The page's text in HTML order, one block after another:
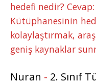
hedefi nedir?
Kütüphanesinin
kolaylaştırmak,
geniş kaynaklar
Nuran - 2. Sınıf